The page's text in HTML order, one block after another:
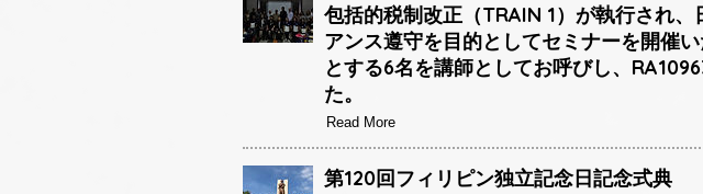
包括的税制改正（TRAIN 1）が執行され
アンス遵守を目的としてセミナーを開催
とする6名を講師としてお呼びし、
た。
Read More
第120回フィリピン独立記念日記念式典